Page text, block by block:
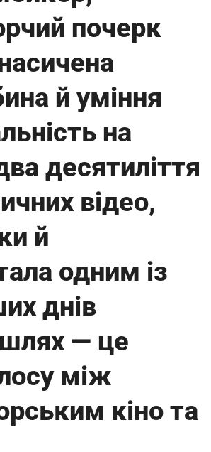
почерк
й уміння
на
десятиліття
відео,
й
одним із
днів
— це
між
кіно та